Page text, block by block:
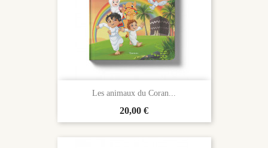
Les animaux du Coran...
Prix
20,00 €